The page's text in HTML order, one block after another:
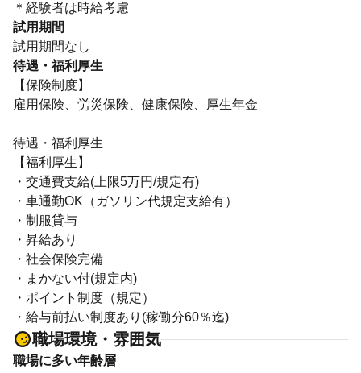
＊経験者は時給考慮
試用期間
試用期間なし
待遇・福利厚生
【保険制度】
雇用保険、労災保険、健康保険、厚生年金
待遇・福利厚生
【福利厚生】
・交通費支給(上限5万円/規定有)
・車通勤OK（ガソリン代規定支給有）
・制服貸与
・昇給あり
・社会保険完備
・まかない付(規定内)
・ポイント制度（規定）
・給与前払い制度あり(稼働分60％迄)
職場環境・雰囲気
職場に多い年齢層